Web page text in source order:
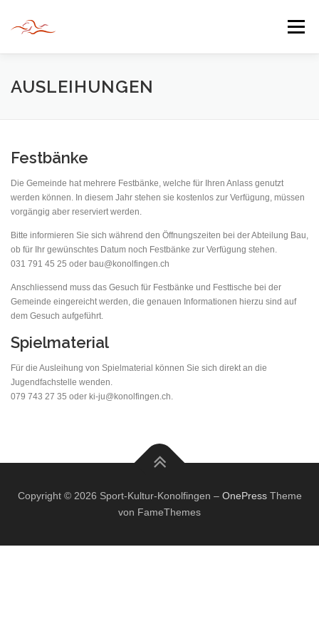
springen
Menü
HERZLICH WILLKOMMEN
INFORMATIONEN
AUSLEIHUNGEN
Festbänke
Die Gemeinde hat mehrere Festbänke, welche für Ihren Anlass genutzt
werden können. In diesem Jahr stehen sie kostenlos zur Verfügung, müssen
vorgängig aber reserviert werden.
Bitte informieren Sie sich während den Öffnungszeiten bei der Abteilung Bau,
ob für Ihr gewünschtes Datum noch Festbänke zur Verfügung stehen.
031 791 45 25 oder bau@konolfingen.ch
Anschliessend muss das Gesuch für Festbänke und Festtische bei der
Gemeinde eingereicht werden, die genauen Informationen hierzu sind auf
dem Gesuch aufgeführt.
Spielmaterial
Für die Ausleihung von Spielmaterial können Sie sich direkt an die
Jugendfachstelle wenden.
079 743 27 35 oder ki-ju@konolfingen.ch.
Copyright © 2026 Sport-Kultur-Konolfingen – OnePressTheme
von FameThemes